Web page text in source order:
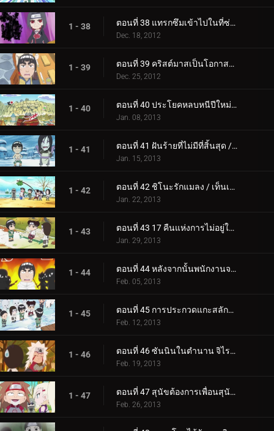
1 - 38 ตอนที่ 38 แทรกซึมเข้าไปในที่ซ่อนของแสงอุษา! / การล้างข้อมูลเป็นโอกาสที่จะล้างอดีต!
Dec. 18, 2012
1 - 39 ตอนที่ 39 คริสต์มาสเป็นโอกาสสุดท้ายสำหรับความรัก! / การค้นหาความรักของโอโรจิมารุ!
Dec. 25, 2012
1 - 40 ตอนที่ 40 ประโยคหลบหนีปีใหม่! / นารูโตะถูกจับตามอง!
Jan. 08, 2013
1 - 41 ตอนที่ 41 ฝันร้ายที่ไม่มีที่สิ้นสุด / การสร้างสรรค์จากอนาคต!
Jan. 15, 2013
1 - 42 ตอนที่ 42 ชิโนะรักแมลง / เท็นเท็นต่อสู้กับการต่อสู้ของหญิงสาว
Jan. 22, 2013
1 - 43 ตอนที่ 43 17 คืนแห่งการไม่อยู่ในสายตา / ทำความสะอาดห้องน้ำทำให้จิตใจสะอาด
Jan. 29, 2013
1 - 44 ตอนที่ 44 หลังจากนั้นพนักงานจะกินถั่ว! / ไรคาเงะถูกโจมตี!
Feb. 05, 2013
1 - 45 ตอนที่ 45 การประกวดแกะสลักหิมะเพลิง! / สนามรบที่เรียกว่าวันวาเลนไทน์!
Feb. 12, 2013
1 - 46 ตอนที่ 46 ซันนินในตำนาน จิไรยะ! / แทรกซึมเข้าไปในห้องอาบน้ำหญิง!
Feb. 19, 2013
1 - 47 ตอนที่ 47 สุนัขต้องการเพื่อนสุนัข / นี่เขาเอง!
Feb. 26, 2013